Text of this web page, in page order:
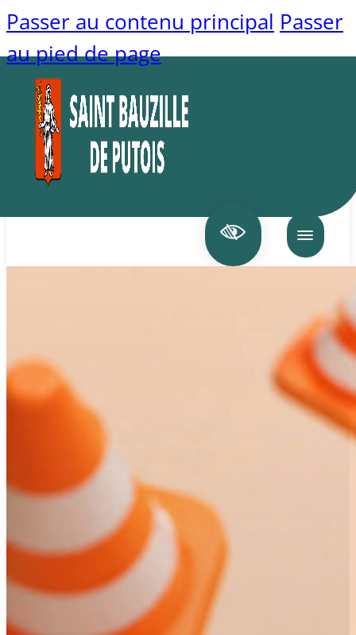
Passer au contenu principal Passer
au pied de page